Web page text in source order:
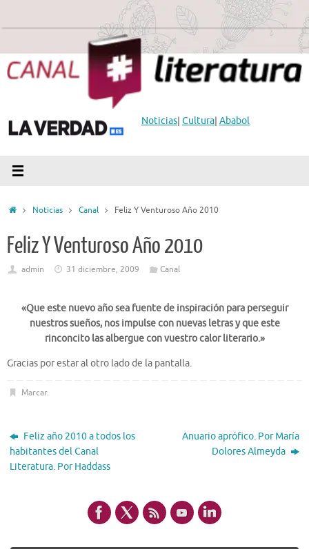
Noticias| Cultura| Ababol
InicioNoticias Canal Feliz Y Venturoso Año 2010
Feliz Y Venturoso Año 2010
admin 31 diciembre, 2009 Canal
«Que este nuevo año sea fuente de inspiración para perseguir
nuestros sueños, nos impulse con nuevas letras y que este
rinconcito las albergue con vuestro calor literario.»
Gracias por estar al otro lado de la pantalla.
Marcar.
Feliz año 2010 a todos los
habitantes del Canal
Literatura. Por Haddass
Anuario aprófico. Por María
Dolores Almeyda